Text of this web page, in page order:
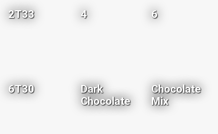
2T33 4 6
6T30
Dark
Chocolate
Chocolate
Mix